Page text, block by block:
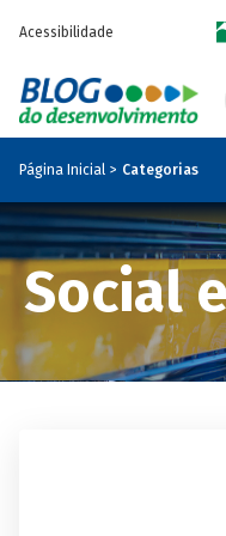
Acessibilidade
Página Inicial Categorias
Social